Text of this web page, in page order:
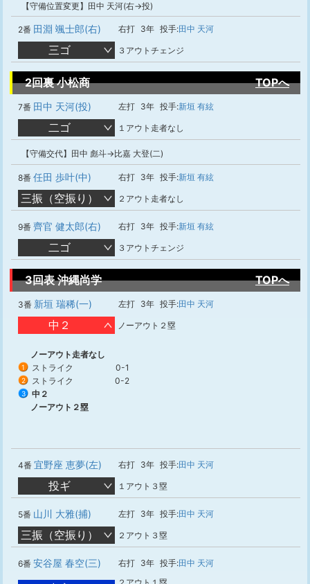
【守備位置変更】田中 天河(右→投)
2番 田淵 颯士郎(右) 右打 3年 投手:田中 天河
三ゴ ３アウトチェンジ
2回裏 小松商 TOPへ
7番 田中 天河(投) 左打 3年 投手:新垣 有絃
二ゴ １アウト走者なし
【守備交代】田中 彪斗→比嘉 大登(二)
8番 任田 歩叶(中) 右打 3年 投手:新垣 有絃
三振（空振り） ２アウト走者なし
9番 齊官 健太郎(右) 右打 3年 投手:新垣 有絃
二ゴ ３アウトチェンジ
3回表 沖縄尚学 TOPへ
3番 新垣 瑞稀(一) 左打 3年 投手:田中 天河
中２ ノーアウト２塁
ノーアウト走者なし
1 ストライク 0-1
2 ストライク 0-2
3
中２
ノーアウト２塁
4番 宜野座 恵夢(左) 右打 3年 投手:田中 天河
投ギ １アウト３塁
5番 山川 大雅(捕) 左打 3年 投手:田中 天河
三振（空振り） ２アウト３塁
6番 安谷屋 春空(三) 右打 3年 投手:田中 天河